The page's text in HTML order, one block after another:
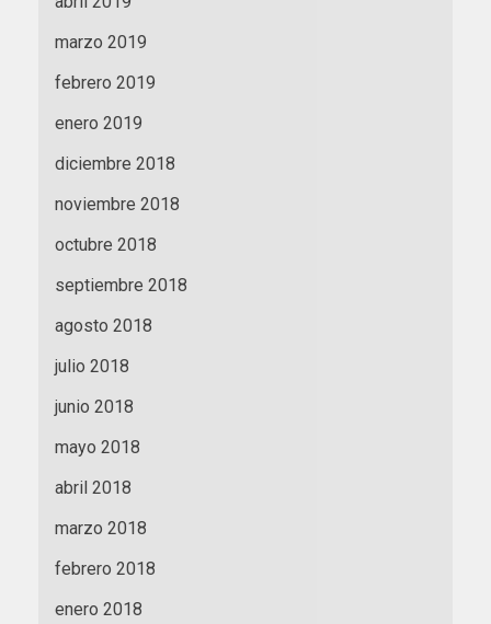
marzo 2019
febrero 2019
enero 2019
diciembre 2018
noviembre 2018
octubre 2018
septiembre 2018
agosto 2018
julio 2018
junio 2018
mayo 2018
abril 2018
marzo 2018
febrero 2018
enero 2018